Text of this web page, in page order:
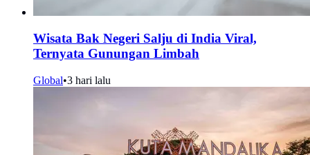
Wisata Bak Negeri Salju di India Viral,
Ternyata Gunungan Limbah
Global•3 hari lalu